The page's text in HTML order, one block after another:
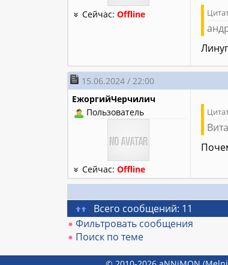
Сейчас:Offline
15.06.2024 / 22:00
ЕжоргийЧерчилич
Пользователь
Сейчас:Offline
Всего сообщений: 11
Фильтровать сообщения
Поиск по теме